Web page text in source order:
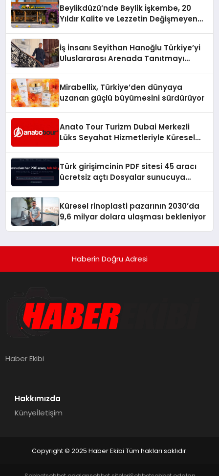
Beylikdüzü’nde Beylik İşkembe, 20
Yıldır Kalite ve Lezzetin Değişmeyen
İş İnsanı Seyithan Hanoğlu Türkiye’yi
Uluslararası Arenada Tanıtmayı
Mirabellix, Türkiye’den dünyaya
uzanan güçlü büyümesini sürdürüyor
Anato Tour Turizm Dubai Merkezli
Lüks Seyahat Hizmetleriyle Küresel
Türk girişimcinin PDF sitesi 45 aracı
ücretsiz açtı Dosyalar sunucuya
Küresel rinoplasti pazarının 2030’da
9,6 milyar dolara ulaşması bekleniyor
Haberin Doğru Adresi
Haber Ekibi
Hakkımızda
Künyeİletişim
Copyright © 2025 Haber Ekibi Tüm hakları saklıdır.